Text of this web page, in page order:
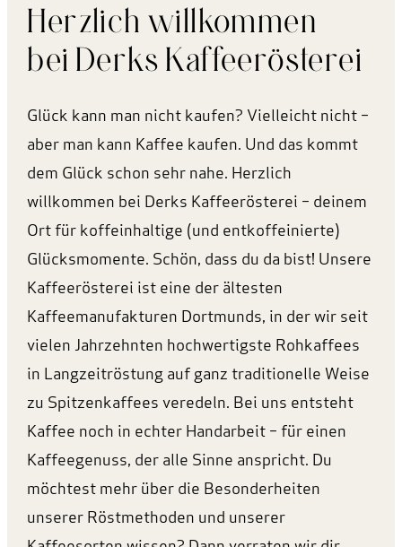
Herzlich willkommen
bei Derks Kaffeerösterei
Glück kann man nicht kaufen? Vielleicht nicht –
aber man kann Kaffee kaufen. Und das kommt
dem Glück schon sehr nahe. Herzlich
willkommen bei Derks Kaffeerösterei – deinem
Ort für koffeinhaltige (und entkoffeinierte)
Glücksmomente. Schön, dass du da bist! Unsere
Kaffeerösterei ist eine der ältesten
Kaffeemanufakturen Dortmunds, in der wir seit
vielen Jahrzehnten hochwertigste Rohkaffees
in Langzeitröstung auf ganz traditionelle Weise
zu Spitzenkaffees veredeln. Bei uns entsteht
Kaffee noch in echter Handarbeit – für einen
Kaffeegenuss, der alle Sinne anspricht. Du
möchtest mehr über die Besonderheiten
unserer Röstmethoden und unserer